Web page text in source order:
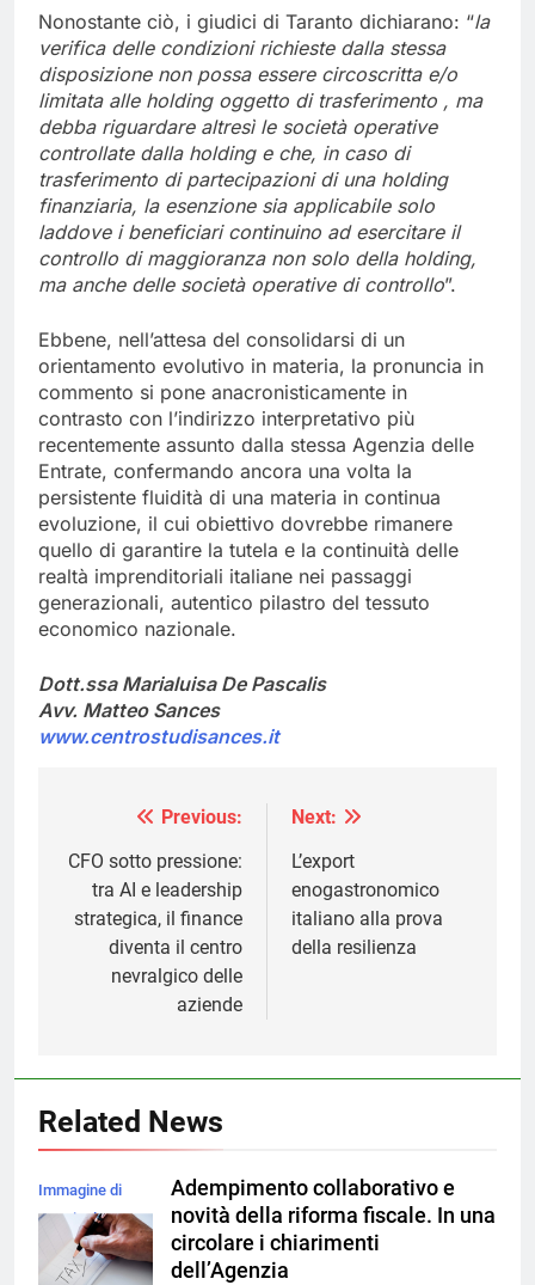
Nonostante ciò, i giudici di Taranto dichiarano: “la
verifica delle condizioni richieste dalla stessa
disposizione non possa essere circoscritta e/o
limitata alle holding oggetto di trasferimento , ma
debba riguardare altresì le società operative
controllate dalla holding e che, in caso di
trasferimento di partecipazioni di una holding
finanziaria, la esenzione sia applicabile solo
laddove i beneficiari continuino ad esercitare il
controllo di maggioranza non solo della holding,
ma anche delle società operative di controllo”.
Ebbene, nell’attesa del consolidarsi di un
orientamento evolutivo in materia, la pronuncia in
commento si pone anacronisticamente in
contrasto con l’indirizzo interpretativo più
recentemente assunto dalla stessa Agenzia delle
Entrate, confermando ancora una volta la
persistente fluidità di una materia in continua
evoluzione, il cui obiettivo dovrebbe rimanere
quello di garantire la tutela e la continuità delle
realtà imprenditoriali italiane nei passaggi
generazionali, autentico pilastro del tessuto
economico nazionale.
Dott.ssa Marialuisa De Pascalis
Avv. Matteo Sances
www.centrostudisances.it
Navigazione
articoli
Previous:
CFO sotto pressione:
tra AI e leadership
strategica, il finance
diventa il centro
nevralgico delle
aziende
Next:
L’export
enogastronomico
italiano alla prova
della resilienza
Related News
Immagine di
rawpixel.com su
Magnific
Adempimento collaborativo e
novità della riforma fiscale. In una
circolare i chiarimenti
dell’Agenzia